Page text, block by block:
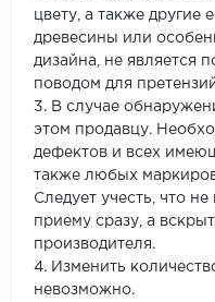
цвету, а также другие
древесины или
дизайна, не является
поводом для
3. В случае
этом продавцу.
дефектов и всех
также любых
Следует учесть, что
приему сразу, а
производителя.
4. Изменить
невозможно.